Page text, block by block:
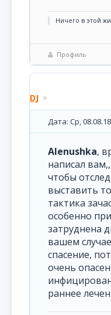
Ничего в этой
Профиль
DJ
Дата: Ср,
Alenushka,
написал
чтобы
выставить
тактика
особенно
затруднена
вашем
спасение,
очень
раннее